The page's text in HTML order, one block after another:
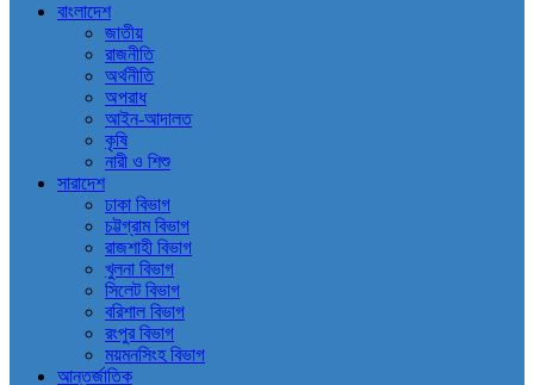
বাংলাদেশ
জাতীয়
রাজনীতি
অর্থনীতি
অপরাধ
আইন-আদালত
কৃষি
নারী ও শিশু
সারাদেশ
ঢাকা বিভাগ
চট্টগ্রাম বিভাগ
রাজশাহী বিভাগ
খুলনা বিভাগ
সিলেট বিভাগ
বরিশাল বিভাগ
রংপুর বিভাগ
ময়মনসিংহ বিভাগ
আন্তর্জাতিক